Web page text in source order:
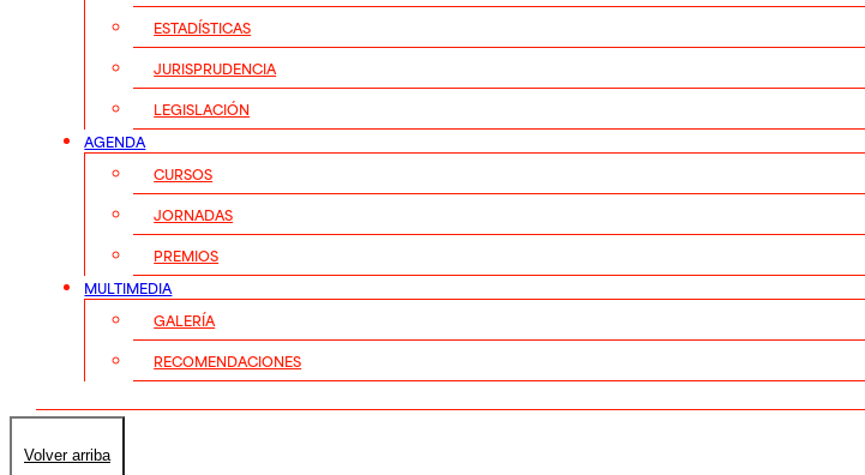
ESTADÍSTICAS
JURISPRUDENCIA
LEGISLACIÓN
AGENDA
CURSOS
JORNADAS
PREMIOS
MULTIMEDIA
GALERÍA
RECOMENDACIONES
Volver arriba